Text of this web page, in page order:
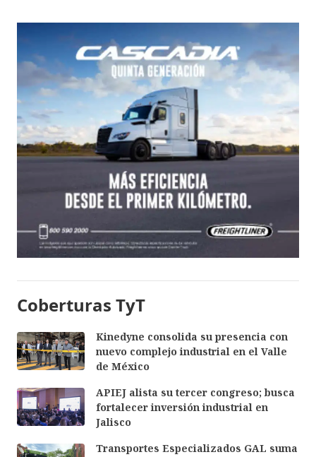
Coberturas TyT
Kinedyne consolida su presencia con
nuevo complejo industrial en el Valle
de México
APIEJ alista su tercer congreso; busca
fortalecer inversión industrial en
Jalisco
Transportes Especializados GAL suma